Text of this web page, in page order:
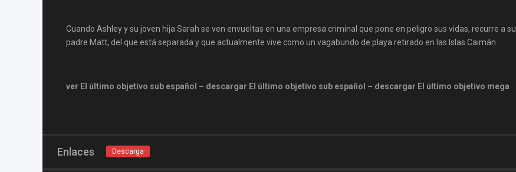
Cuando Ashley y su joven hija Sarah se ven envueltas en una empresa criminal que pone en peligro sus vidas, recurre a su
padre Matt, del que está separada y que actualmente vive como un vagabundo de playa retirado en las Islas Caimán.
ver El último objetivo sub español – descargar El último objetivo sub español – descargar El último objetivo mega
Enlaces Descarga